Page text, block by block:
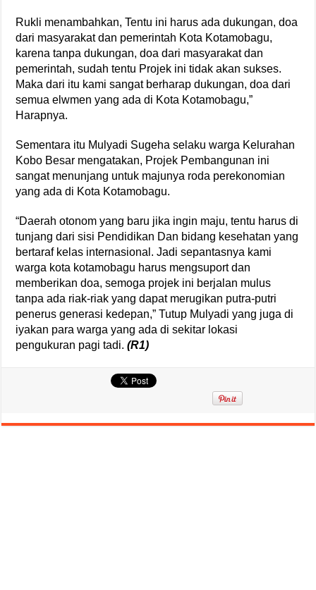
Rukli menambahkan, Tentu ini harus ada dukungan, doa
dari masyarakat dan pemerintah Kota Kotamobagu,
karena tanpa dukungan, doa dari masyarakat dan
pemerintah, sudah tentu Projek ini tidak akan sukses.
Maka dari itu kami sangat berharap dukungan, doa dari
semua elwmen yang ada di Kota Kotamobagu,”
Harapnya.
Sementara itu Mulyadi Sugeha selaku warga Kelurahan
Kobo Besar mengatakan, Projek Pembangunan ini
sangat menunjang untuk majunya roda perekonomian
yang ada di Kota Kotamobagu.
“Daerah otonom yang baru jika ingin maju, tentu harus di
tunjang dari sisi Pendidikan Dan bidang kesehatan yang
bertaraf kelas internasional. Jadi sepantasnya kami
warga kota kotamobagu harus mengsuport dan
memberikan doa, semoga projek ini berjalan mulus
tanpa ada riak-riak yang dapat merugikan putra-putri
penerus generasi kedepan,” Tutup Mulyadi yang juga di
iyakan para warga yang ada di sekitar lokasi
pengukuran pagi tadi.(R1)